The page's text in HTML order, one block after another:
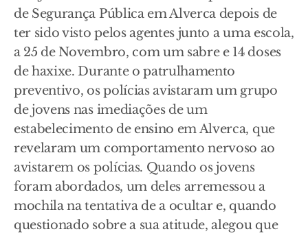
de Segurança Pública em Alverca depois de
ter sido visto pelos agentes junto a uma escola,
a 25 de Novembro, com um sabre e 14 doses
de haxixe. Durante o patrulhamento
preventivo, os polícias avistaram um grupo
de jovens nas imediações de um
estabelecimento de ensino em Alverca, que
revelaram um comportamento nervoso ao
avistarem os polícias. Quando os jovens
foram abordados, um deles arremessou a
mochila na tentativa de a ocultar e, quando
questionado sobre a sua atitude, alegou que